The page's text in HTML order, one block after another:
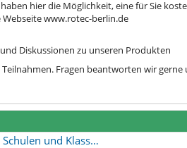
hier die Möglichkeit, eine für Sie
Webseite www.rotec-berlin.de
Diskussionen zu unseren Produkten
Fragen beantworten wir
und Klass…